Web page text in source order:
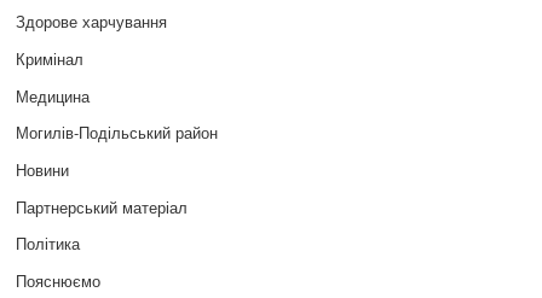
Здорове харчування
Кримінал
Медицина
Могилів-Подільський район
Новини
Партнерський матеріал
Політика
Пояснюємо